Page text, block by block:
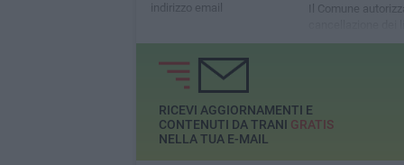
indirizzo email
Il Comune
cancellazione dei
prezzo di vendita
RICEVI AGGIORNAMENTI E
CONTENUTI DA TRANI GRATIS
NELLA TUA E-MAIL